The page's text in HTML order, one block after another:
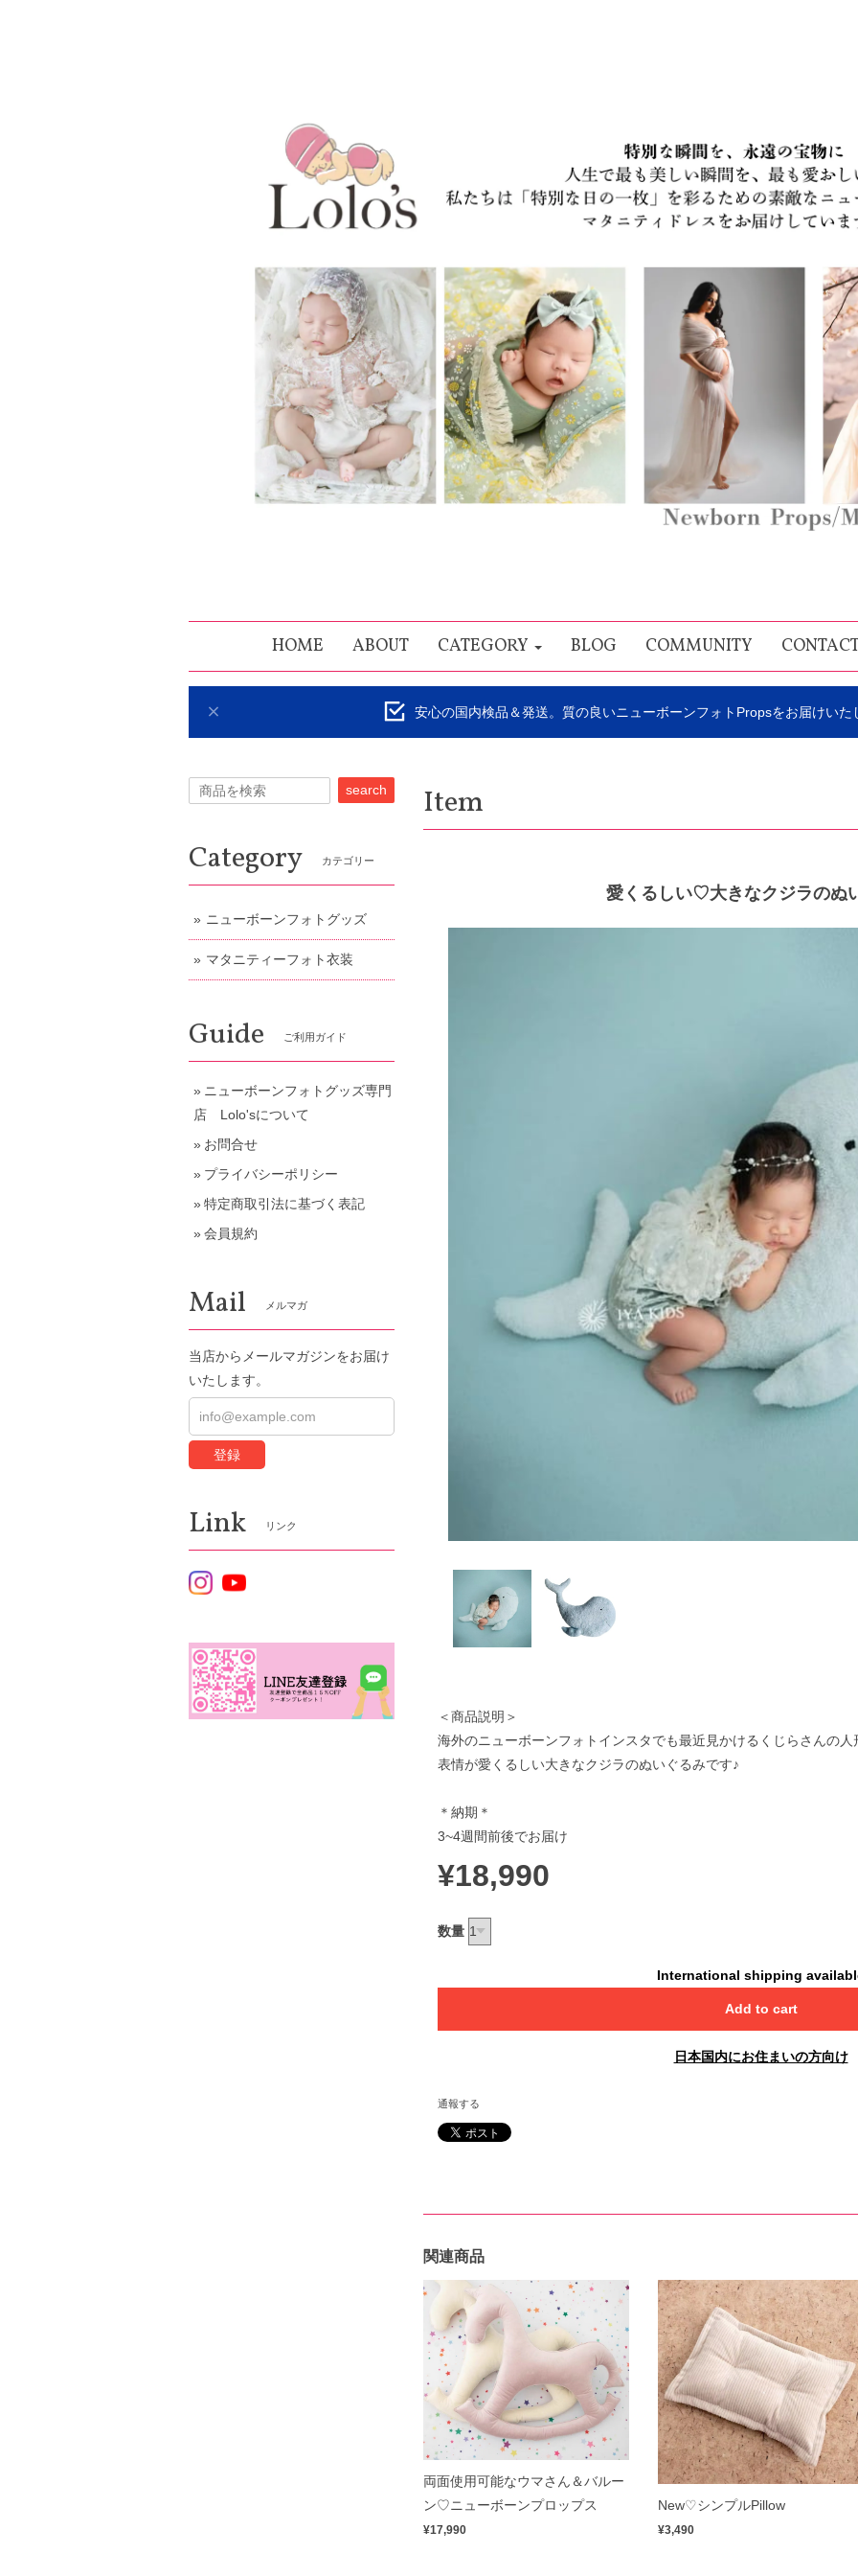
HOME ABOUT CATEGORY BLOG COMMUNITY
安心の国内検品＆発送。質の良いニューボーンフォトPropsをお届けいた
Item
愛くるしい♡大きなクジラのぬ
＜商品説明＞
海外のニューボーンフォトインスタでも最近見かけるくじらさんの人
表情が愛くるしい大きなクジラのぬいぐるみです♪
＊納期＊
3~4週間前後でお届け
¥18,990
数量
International shipping
Add to cart
日本国内にお住まいの方向け
通報する
関連商品
両面使用可能なウマさん＆バルー
ン♡ニューボーンプロップス
¥17,990
New♡シンプルPillow
¥3,490
search
Category カテゴリー
ニューボーンフォトグッズ
マタニティーフォト衣装
Guide ご利用ガイド
ニューボーンフォトグッズ専門
店 Lolo'sについて
お問合せ
プライバシーポリシー
特定商取引法に基づく表記
会員規約
Mail メルマガ
当店からメールマガジンをお届け
いたします。
登録
Link リンク